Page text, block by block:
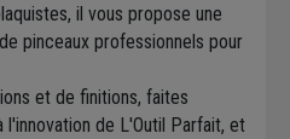
il vous propose une
pinceaux professionnels pour
et de finitions, faites
de L'Outil Parfait, et